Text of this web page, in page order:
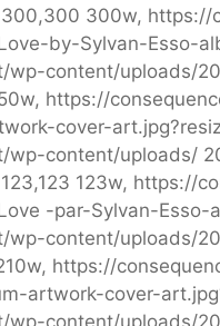
300w, https://
by-Sylvan-Esso-
wp-content/uploads/
https://
cover-
wp-content/uploads/
123w, https://
-par-Sylvan-
wp-content/uploads/
https://
artwork-cover-
wp-content/uploads/